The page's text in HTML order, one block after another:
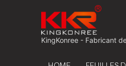
KingKonree - Fabricant